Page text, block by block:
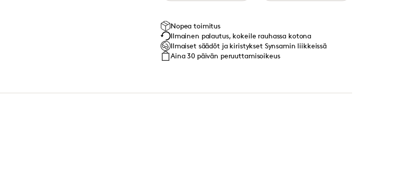
Nopea toimitus
Ilmainen palautus, kokeile rauhassa kotona
Ilmaiset säädöt ja kiristykset Synsamin liikkeissä
Aina 30 päivän peruuttamisoikeus